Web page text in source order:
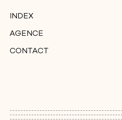
INDEX
AGENCE
CONTACT